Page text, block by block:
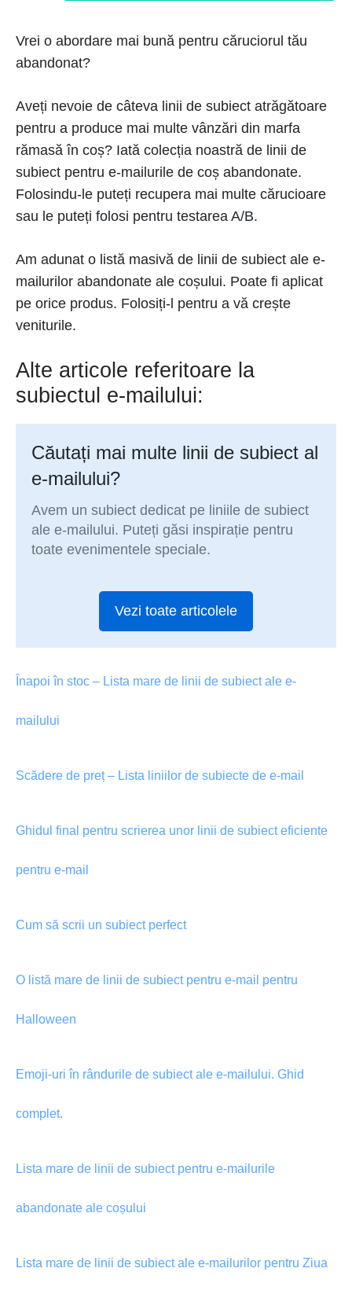
Vrei o abordare mai bună pentru căruciorul tău
abandonat?
Aveți nevoie de câteva linii de subiect atrăgătoare
pentru a produce mai multe vânzări din marfa
rămasă în coș? Iată colecția noastră de linii de
subiect pentru e-mailurile de coș abandonate.
Folosindu-le puteți recupera mai multe cărucioare
sau le puteți folosi pentru testarea A/B.
Am adunat o listă masivă de linii de subiect ale e-
mailurilor abandonate ale coșului. Poate fi aplicat
pe orice produs. Folosiți-l pentru a vă crește
veniturile.
Alte articole referitoare la
subiectul e-mailului:
Căutați mai multe linii de subiect al
e-mailului?
Avem un subiect dedicat pe liniile de subiect
ale e-mailului. Puteți găsi inspirație pentru
toate evenimentele speciale.
Vezi toate articolele
Înapoi în stoc – Lista mare de linii de subiect ale e-
mailului
Scădere de preț – Lista liniilor de subiecte de e-mail
Ghidul final pentru scrierea unor linii de subiect eficiente
pentru e-mail
Cum să scrii un subiect perfect
O listă mare de linii de subiect pentru e-mail pentru
Halloween
Emoji-uri în rândurile de subiect ale e-mailului. Ghid
complet.
Lista mare de linii de subiect pentru e-mailurile
abandonate ale coșului
Lista mare de linii de subiect ale e-mailurilor pentru Ziua